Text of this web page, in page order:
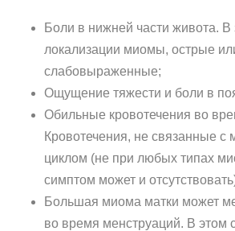
Боли в нижней части живота. В
локализации миомы, острые
слабовыраженные;
Ощущение тяжести и боли в
Обильные кровотечения во
Кровотечения, не связанные с
циклом (не при любых типах
симптом может и
Большая миома матки может
во время менструаций. В этом